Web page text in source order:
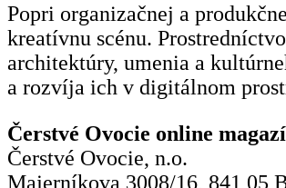
Popri organizačnej a
kreatívnu scénu.
architektúry, umenia a
a rozvíja ich v digitálnom
Čerstvé Ovocie online
Čerstvé Ovocie, n.o.
Majerníkova 3008/16, 841 05